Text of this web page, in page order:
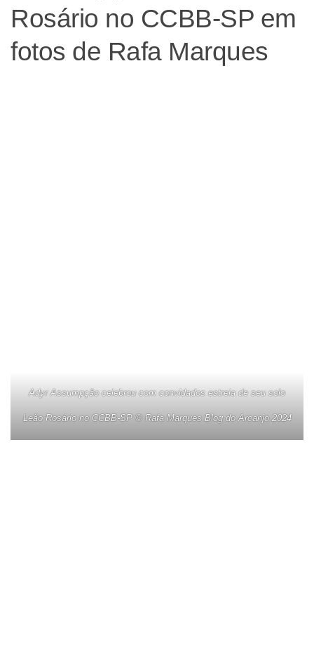
Rosário no CCBB-SP em
fotos de Rafa Marques
Adyr Assumpção celebrou com convidados estreia de seu solo
Leão Rosário no CCBB-SP © Rafa Marques Blog do Arcanjo 2024